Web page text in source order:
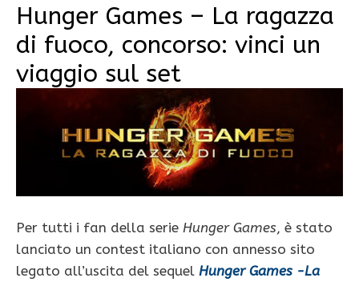
Hunger Games – La ragazza
di fuoco, concorso: vinci un
viaggio sul set
Per tutti i fan della serie Hunger Games, è stato
lanciato un contest italiano con annesso sito
legato all’uscita del sequel Hunger Games -La